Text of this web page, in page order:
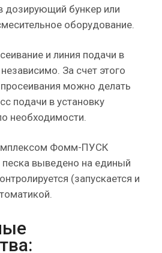
дозирующий бункер или
оборудование.
и линия подачи в
За счет этого
можно делать
подачи в установку
необходимости.
Фомм-ПУСК
выведено на единый
(запускается и